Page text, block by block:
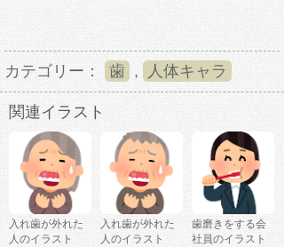
カテゴリー： 歯 , 人体キャラ
関連イラスト
入れ歯が外れた
人のイラスト
入れ歯が外れた
人のイラスト
歯磨きをする会
社員のイラスト